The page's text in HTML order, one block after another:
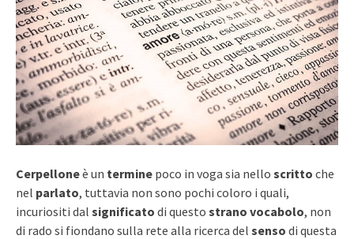
Cerpelloneè un termine poco in voga sia nello scritto che
nel parlato, tuttavia non sono pochi coloro i quali,
incuriositi dal significato di questo strano vocabolo, non
di rado si fiondano sulla rete alla ricerca del senso di questa